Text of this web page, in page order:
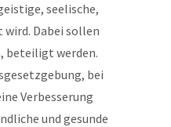
seelische,
Dabei sollen
beteiligt werden.
bei
Verbesserung
und gesunde